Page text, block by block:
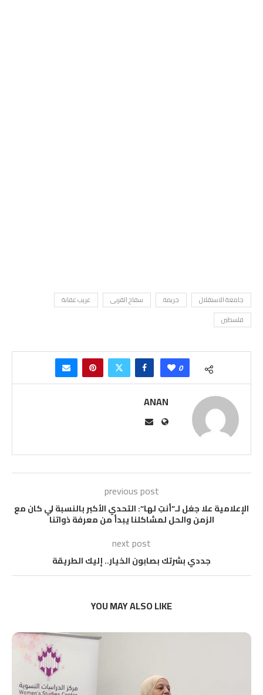
جامعة الاستقلال جريمة سفاح القربى
عريب عفانة
فلسطين
0
ANAN
previous post
الإعلامية علا جغل لـ”أنتِ لها”: التحدي الأكبر بالنسبة لي كان مع
الزمن والحل لمشاكلنا يبدأ من معرفة ذواتنا
next post
جددي بشرتك بصابون الخيار.. إليك الطريقة
YOU MAY ALSO LIKE